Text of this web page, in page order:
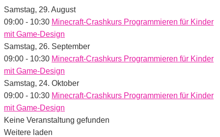
Samstag, 29. August
09:00 - 10:30 Minecraft-Crashkurs Programmieren für Kinder
mit Game-Design
Samstag, 26. September
09:00 - 10:30 Minecraft-Crashkurs Programmieren für Kinder
mit Game-Design
Samstag, 24. Oktober
09:00 - 10:30 Minecraft-Crashkurs Programmieren für Kinder
mit Game-Design
Keine Veranstaltung gefunden
Weitere laden